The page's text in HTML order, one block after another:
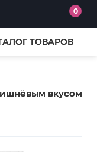
0
ТОВАРОВ
вкусом